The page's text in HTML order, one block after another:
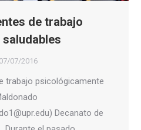
de trabajo
07/07/2016
trabajo psicológicamente
Decanato de